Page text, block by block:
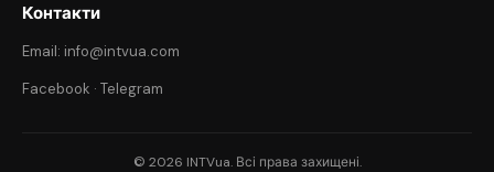
Контакти
Email: info@intvua.com
Facebook · Telegram
© 2026 INTVua. Всі права захищені.